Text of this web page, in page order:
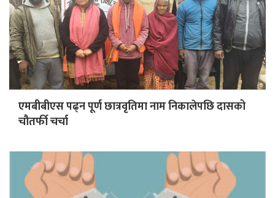
एमबीबीएस पढ्न पूर्ण छात्रवृतिमा नाम निकालेपछि दासको
चौतर्फी चर्चा